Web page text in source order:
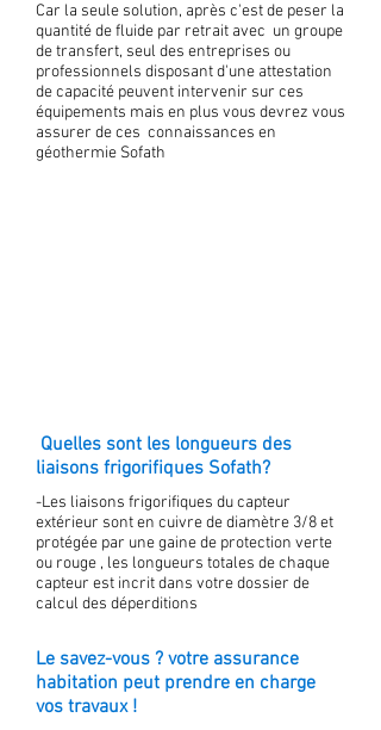
Car la seule solution, après c'est de peser la
quantité de fluide par retrait avec un groupe
de transfert, seul des entreprises ou
professionnels disposant d'une attestation
de capacité peuvent intervenir sur ces
équipements mais en plus vous devrez vous
assurer de ces connaissances en
géothermie Sofath
Quelles sont les longueurs des
liaisons frigorifiques Sofath?
-Les liaisons frigorifiques du capteur
extérieur sont en cuivre de diamètre 3/8 et
protégée par une gaine de protection verte
ou rouge , les longueurs totales de chaque
capteur est incrit dans votre dossier de
calcul des déperditions
Le savez-vous ? votre assurance
habitation peut prendre en charge
vos travaux !